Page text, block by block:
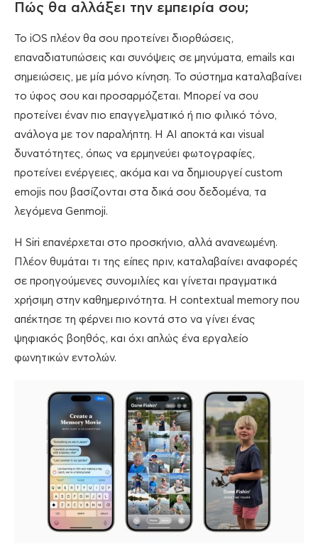
Πώς θα αλλάξει την εμπειρία σου;
Το iOS πλέον θα σου προτείνει διορθώσεις,
επαναδιατυπώσεις και συνόψεις σε μηνύματα, emails και
σημειώσεις, με μία μόνο κίνηση. Το σύστημα καταλαβαίνει
το ύφος σου και προσαρμόζεται. Μπορεί να σου
προτείνει έναν πιο επαγγελματικό ή πιο φιλικό τόνο,
ανάλογα με τον παραλήπτη. Η AI αποκτά και visual
δυνατότητες, όπως να ερμηνεύει φωτογραφίες,
προτείνει ενέργειες, ακόμα και να δημιουργεί custom
emojis που βασίζονται στα δικά σου δεδομένα, τα
λεγόμενα Genmoji.
Η Siri επανέρχεται στο προσκήνιο, αλλά ανανεωμένη.
Πλέον θυμάται τι της είπες πριν, καταλαβαίνει αναφορές
σε προηγούμενες συνομιλίες και γίνεται πραγματικά
χρήσιμη στην καθημερινότητα. Η contextual memory που
απέκτησε τη φέρνει πιο κοντά στο να γίνει ένας
ψηφιακός βοηθός, και όχι απλώς ένα εργαλείο
φωνητικών εντολών.